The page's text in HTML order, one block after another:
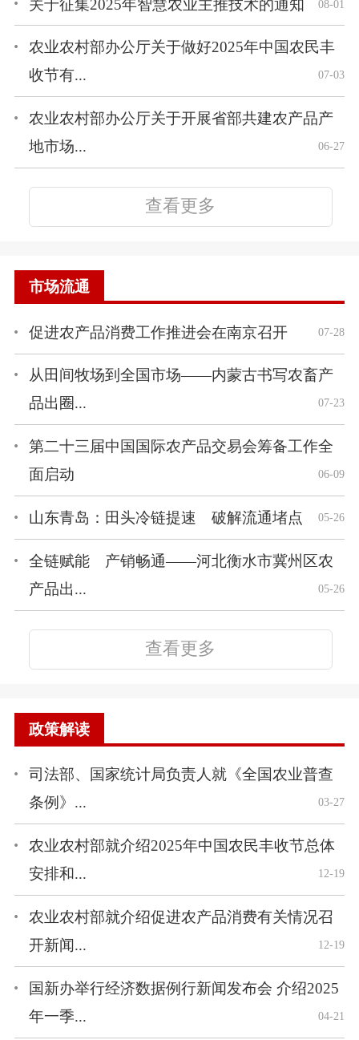
关于征集2025年智慧农业主推技术的通知 08-01
农业农村部办公厅关于做好2025年中国农民丰
收节有...
07-03
农业农村部办公厅关于开展省部共建农产品产
地市场...
06-27
查看更多
市场流通
促进农产品消费工作推进会在南京召开 07-28
从田间牧场到全国市场——内蒙古书写农畜产
品出圈...
07-23
第二十三届中国国际农产品交易会筹备工作全
面启动
06-09
山东青岛：田头冷链提速 破解流通堵点 05-26
全链赋能 产销畅通——河北衡水市冀州区农
产品出...
05-26
查看更多
政策解读
司法部、国家统计局负责人就《全国农业普查
条例》...
03-27
农业农村部就介绍2025年中国农民丰收节总体
安排和...
12-19
农业农村部就介绍促进农产品消费有关情况召
开新闻...
12-19
国新办举行经济数据例行新闻发布会 介绍2025
年一季...
04-21